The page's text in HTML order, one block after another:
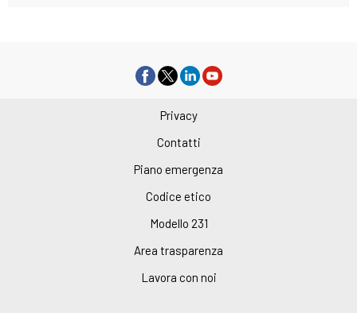
Privacy
Contatti
Piano emergenza
Codice etico
Modello 231
Area trasparenza
Lavora con noi